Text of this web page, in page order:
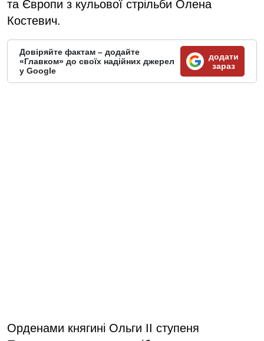
та Європи з кульової стрільби Олена
Костевич.
Довіряйте фактам – додайте
«Главком» до своїх надійних джерел
у Google
додати
зараз
Орденами княгині Ольги ІІ ступеня